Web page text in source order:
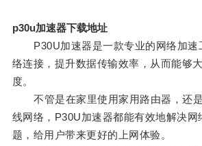
p30u加速器下载地址
P30U加速器是一款专业的网络加速
络连接，提升数据传输效率，从而能够
度。
不管是在家里使用家用路由器，还
线网络，P30U加速器都能有效地解决网
题，给用户带来更好的上网体验。